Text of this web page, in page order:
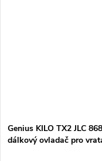
Genius KILO TX2 JLC
dálkový ovladač pro